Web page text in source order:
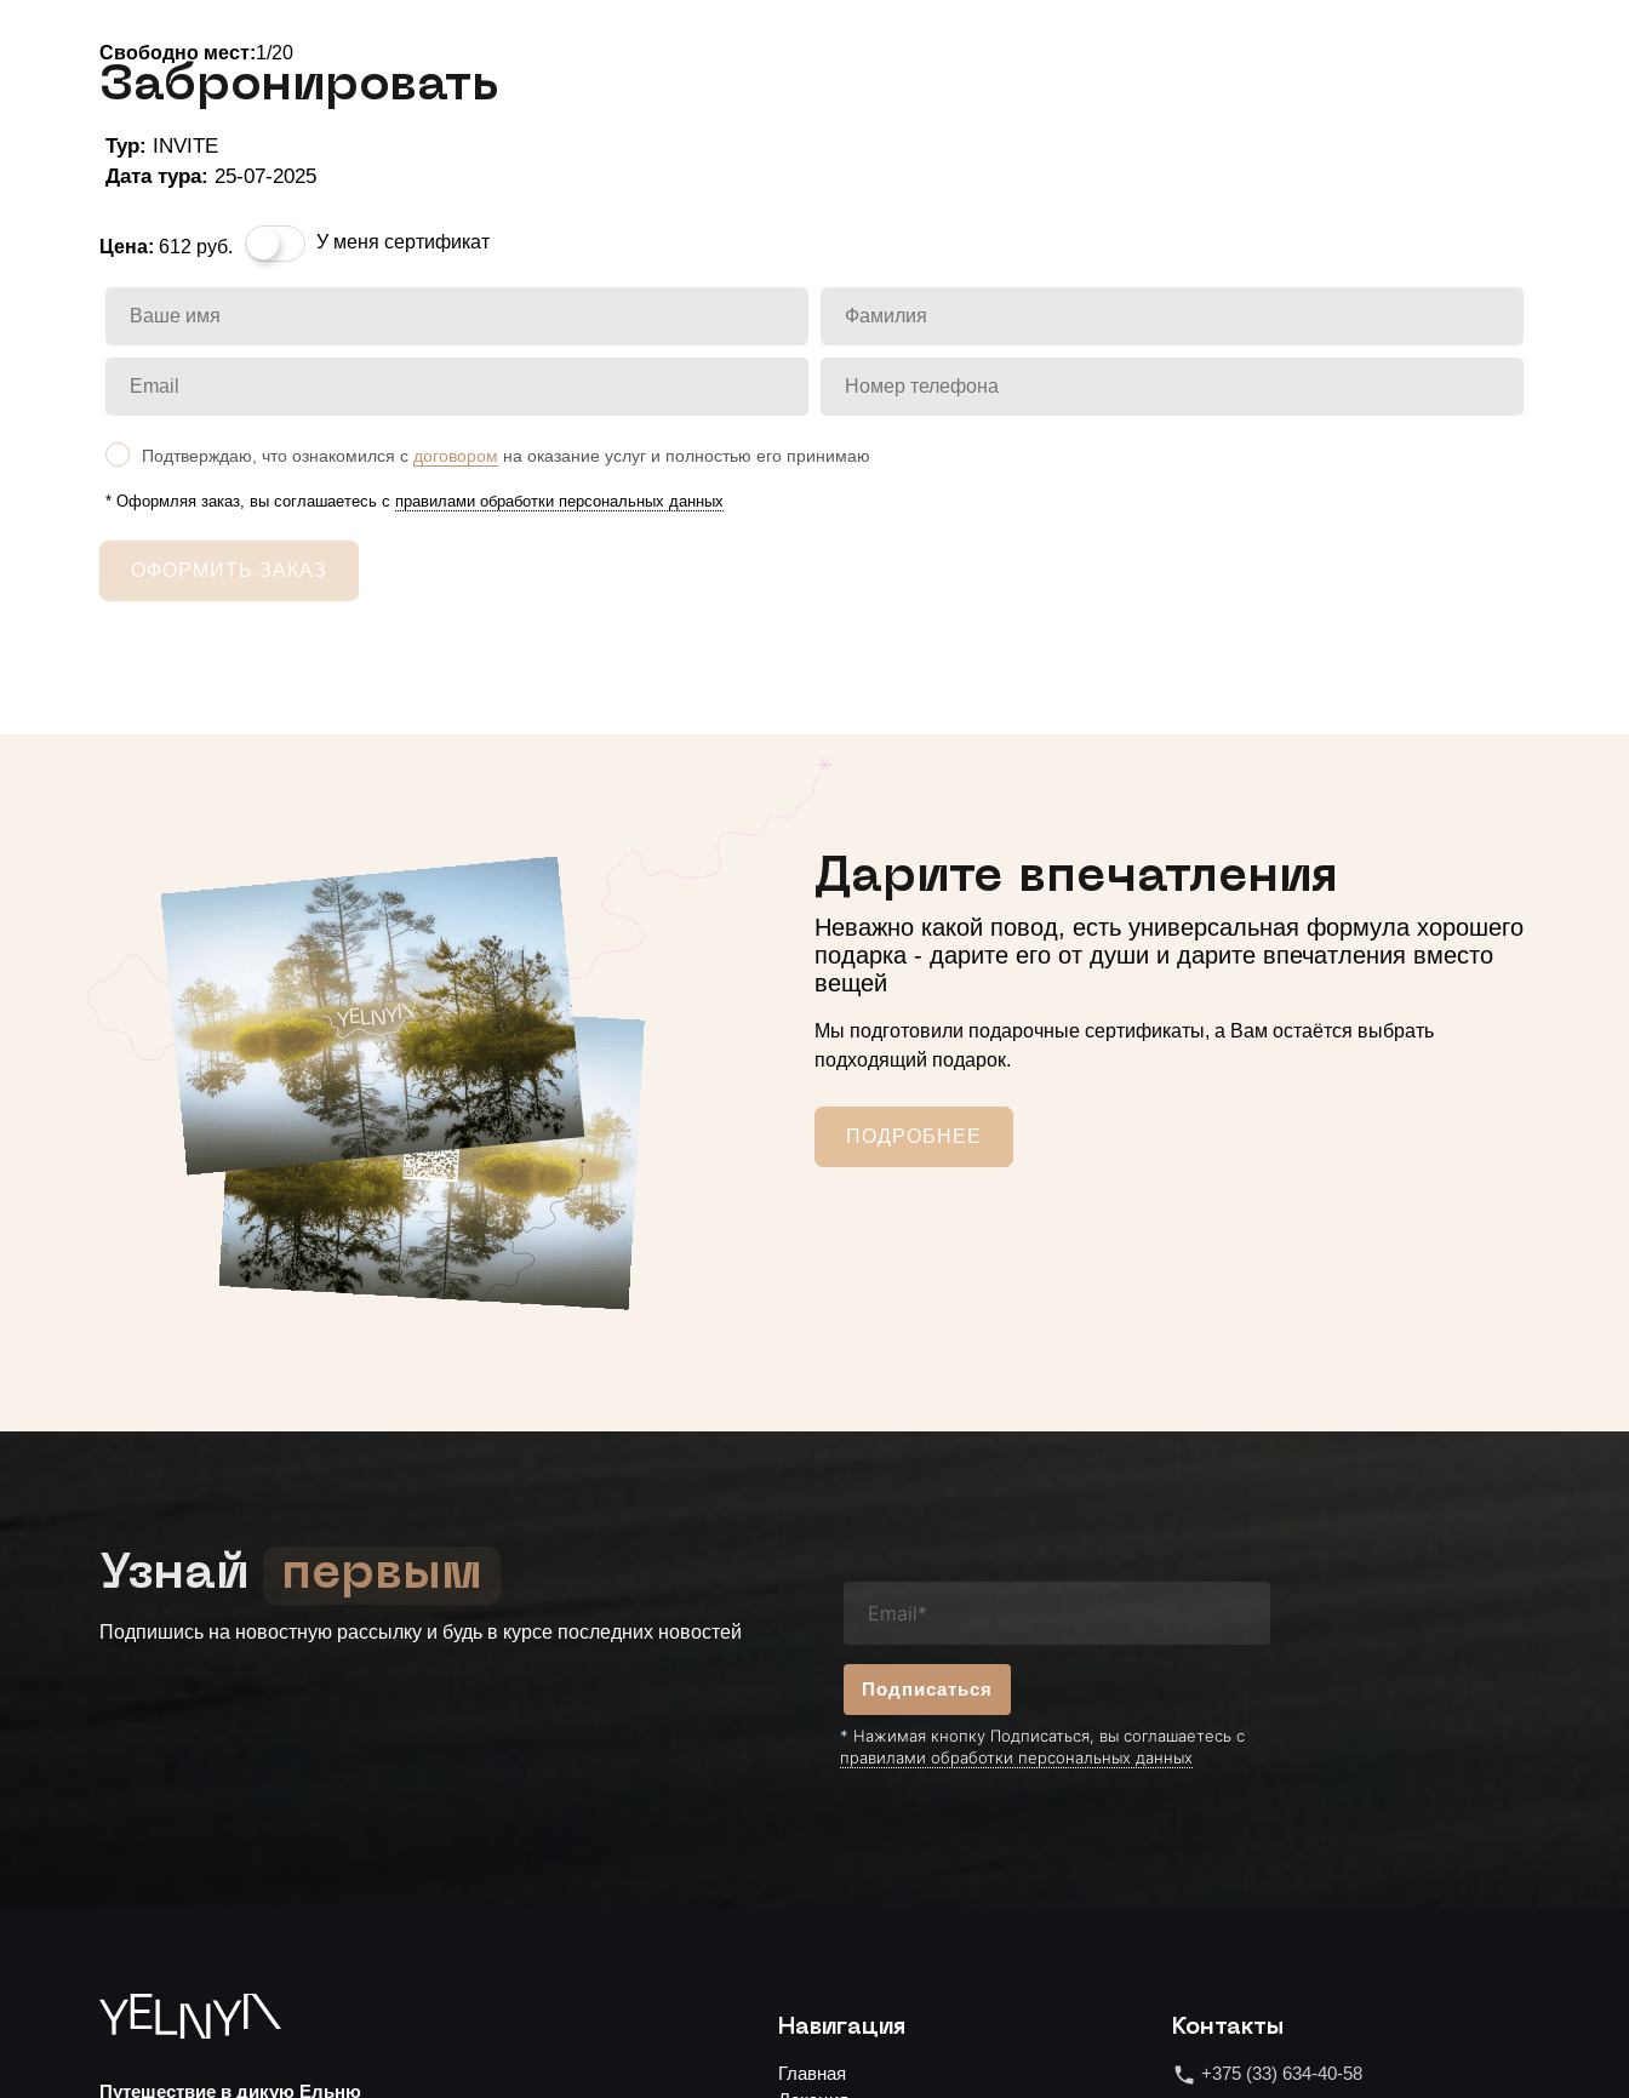
Свободно мест:1/20
Забронировать
Тур: INVITE
Дата тура: 25-07-2025
Цена: 612 руб. У меня сертификат
Подтверждаю, что ознакомился с договором на оказание услуг и полностью его принимаю
* Оформляя заказ, вы соглашаетесь с правилами обработки персональных данных
ОФОРМИТЬ ЗАКАЗ
Дарите впечатления
Неважно какой повод, есть универсальная формула хорошего
подарка - дарите его от души и дарите впечатления вместо
вещей
Мы подготовили подарочные сертификаты, а Вам остаётся выбрать
подходящий подарок.
ПОДРОБНЕЕ
Узнай первым
Подпишись на новостную рассылку и будь в курсе последних новостей
Подписаться
* Нажимая кнопку Подписаться, вы соглашаетесь с
правилами обработки персональных данных
Путешествие в дикую Ельню
Навигация
Главная
Контакты
+375 (33) 634-40-58